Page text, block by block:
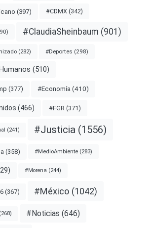
(397) #CDMX (342)
#ClaudiaSheinbaum (901)
(282) #Deportes (298)
(510)
(377) #Economía (410)
(466) #FGR (371)
(241) #Justicia (1556)
(358) #MedioAmbiente (283)
#Morena (244)
(367) #México (1042)
(268) #Noticias (646)